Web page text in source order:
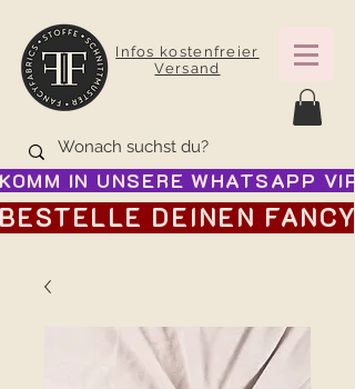
Infos kostenfreier
Versand
KOMM IN UNSERE WHATSAPP
BESTELLE DEINEN